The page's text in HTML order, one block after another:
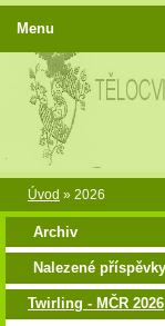
Úvod » 2026
Archiv
Nalezené příspěvky
Twirling - MČR 2026
Menu